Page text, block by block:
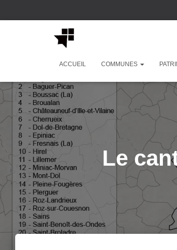
ACCUEIL COMMUNES
Le